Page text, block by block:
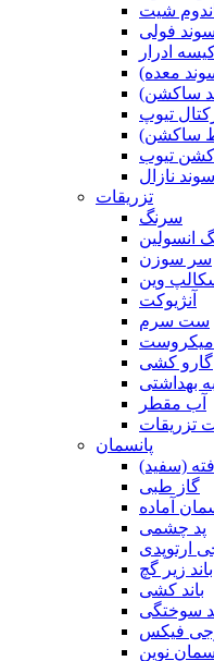
شیت
سوند فولی
ادرار
معده)
ساکشن)
تیوپ
ساکشن)
تیوب
سوند نازال
تزریقات
سرنگ
انسولین
سر سوزن
وین
آنژیوکت
ست سرم
میکروست
گارو کشی
بهداشتی
آب مقطر
تزریقات
پانسمان
(سفید)
گاز طبی
آماده
پد چشمی
ارتوپدی
باند زیر گچ
باند کشی
سوختگی
فیکس
نوین